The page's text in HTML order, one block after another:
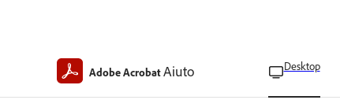
Adobe AcrobatAiuto Desktop
Unire o ridurre i livelli